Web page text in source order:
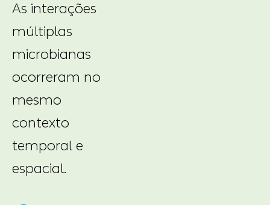
As interações
múltiplas
microbianas
ocorreram no
mesmo
contexto
temporal e
espacial.